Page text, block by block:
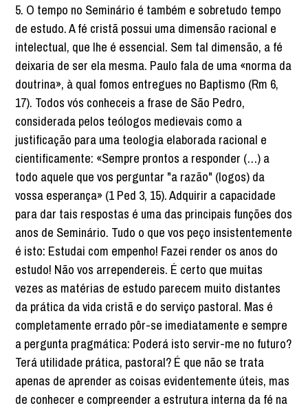
5. O tempo no Seminário é também e sobretudo tempo
de estudo. A fé cristã possui uma dimensão racional e
intelectual, que lhe é essencial. Sem tal dimensão, a fé
deixaria de ser ela mesma. Paulo fala de uma «norma da
doutrina», à qual fomos entregues no Baptismo (Rm 6,
17). Todos vós conheceis a frase de São Pedro,
considerada pelos teólogos medievais como a
justificação para uma teologia elaborada racional e
cientificamente: «Sempre prontos a responder (…) a
todo aquele que vos perguntar "a razão" (logos) da
vossa esperança» (1 Ped 3, 15). Adquirir a capacidade
para dar tais respostas é uma das principais funções dos
anos de Seminário. Tudo o que vos peço insistentemente
é isto: Estudai com empenho! Fazei render os anos do
estudo! Não vos arrependereis. É certo que muitas
vezes as matérias de estudo parecem muito distantes
da prática da vida cristã e do serviço pastoral. Mas é
completamente errado pôr-se imediatamente e sempre
a pergunta pragmática: Poderá isto servir-me no futuro?
Terá utilidade prática, pastoral? É que não se trata
apenas de aprender as coisas evidentemente úteis, mas
de conhecer e compreender a estrutura interna da fé na